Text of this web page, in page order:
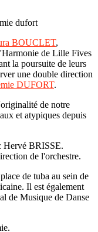
BOUCLET,
de Lille Fives
la poursuite de leurs
une double direction
DUFORT.
de notre
et atypiques depuis
Hervé BRISSE.
de l'orchestre.
de tuba au sein de
Il est également
de Musique de Danse